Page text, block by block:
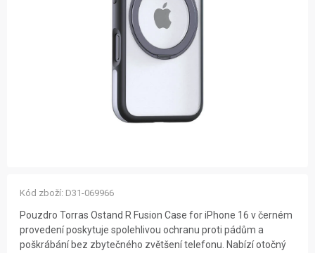
12 důvodů proč Gigamat Možnosti dopravy
Pouzdro Torras Ostand R Fusion Case for iPhone 16 v černém
provedení poskytuje spolehlivou ochranu proti pádům a
poškrábání bez zbytečného zvětšení telefonu. Nabízí otočný
Kód zboží: D31-069966